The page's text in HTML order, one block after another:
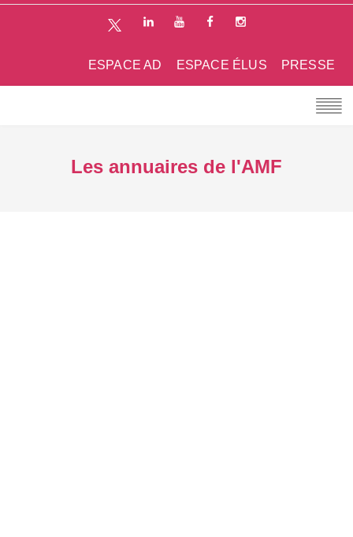
PRESSE
ESPACE ÉLUS
ESPACE AD
Les annuaires de l'AMF